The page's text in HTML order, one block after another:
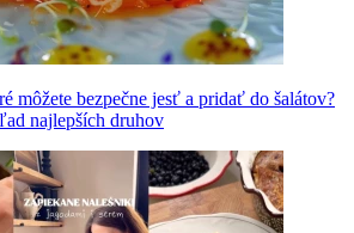
môžete bezpečne jesť a pridať do šalátov?
najlepších druhov